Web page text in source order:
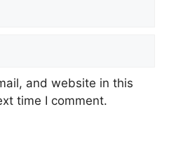
and website in this
time I comment.